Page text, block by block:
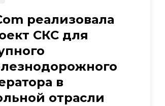
реализовала
СКС для
в
отрасли